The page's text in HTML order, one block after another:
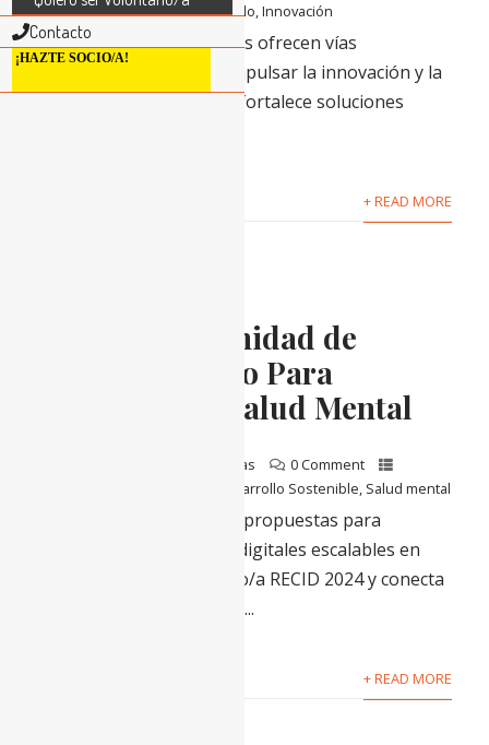
Financiamiento para el Desarrollo,Innovación
Tres convocatorias líderes ofrecen vías
complementarias para impulsar la innovación y la
colaboración global: CAF fortalece soluciones
+ READ MORE
Nueva Oportunidad de
Financiamiento Para
Proyectos de Salud Mental
erickelrojas
0 Comment
Desarrollo Sostenible, Salud mental
Wellcome está buscando propuestas para
financiar intervenciones digitales escalables en
salud mental. ¡Hazte Socio/a RECID 2024 y conecta
con otras organizaciones...
+ READ MORE
Contacto
¡HAZTE SOCIO/A!